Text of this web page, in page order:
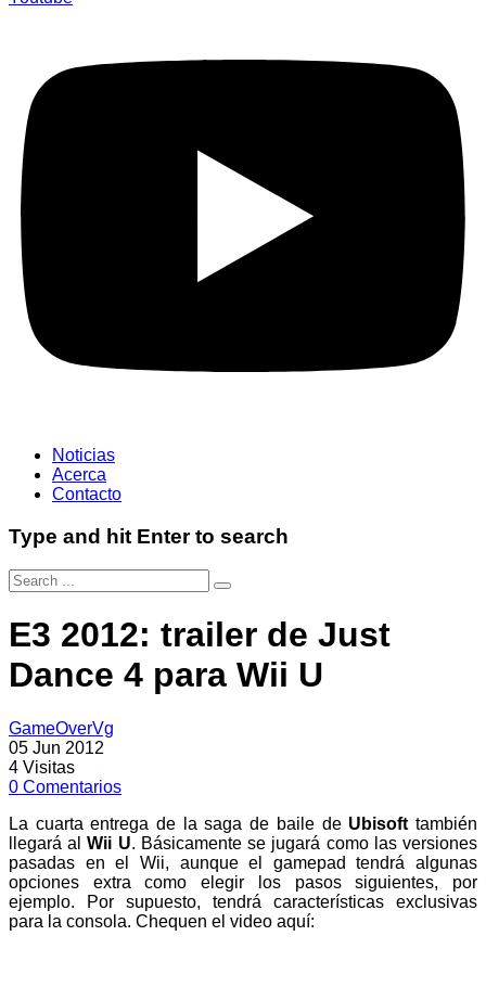
Noticias
Acerca
Contacto
Type and hit Enter to search
E3 2012: trailer de Just
Dance 4 para Wii U
GameOverVg
05 Jun 2012
4 Visitas
0 Comentarios
La cuarta entrega de la saga de baile de Ubisoft también
llegará alWii U. Básicamente se jugará como las versiones
pasadas en el Wii, aunque el gamepad tendrá algunas
opciones extra como elegir los pasos siguientes, por
ejemplo. Por supuesto, tendrá características exclusivas
para la consola. Chequen el video aquí: